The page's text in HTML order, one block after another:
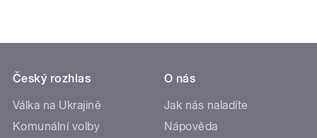
Český rozhlas
Válka na Ukrajině
Komunální volby
O nás
Jak nás naladíte
Nápověda